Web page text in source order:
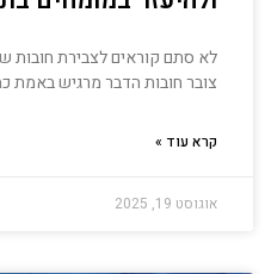
לא סתם קוראים לצבירת חובות
צובר חובות הדבר מרגיש באמת
קרא עוד »
אוגוסט 19, 2025